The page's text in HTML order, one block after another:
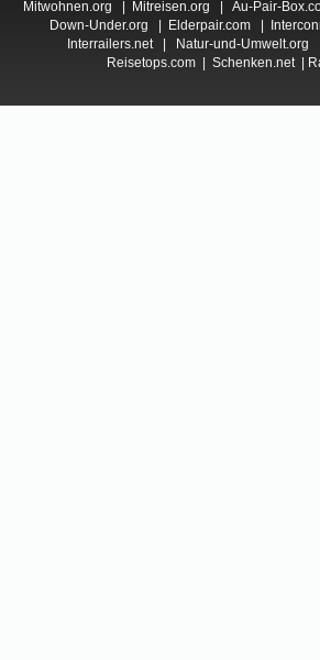
Mitwohnen.org
Mitreisen.org Au-Pair-
Down-Under.org
Elderpair.com|
Interrailers.net| Natur-und-Umwelt.org
Reisetops.com
Schenken.net|